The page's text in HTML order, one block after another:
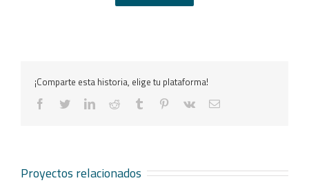
¡Comparte esta historia, elige tu plataforma!
facebooktwitterlinkedinreddit tumblr pinterest
vk
Correo
Proyectos relacionados